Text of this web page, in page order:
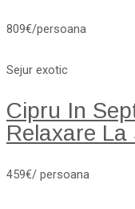
809€/persoana
Sejur exotic
Cipru In
Relaxare La
459€/ persoana